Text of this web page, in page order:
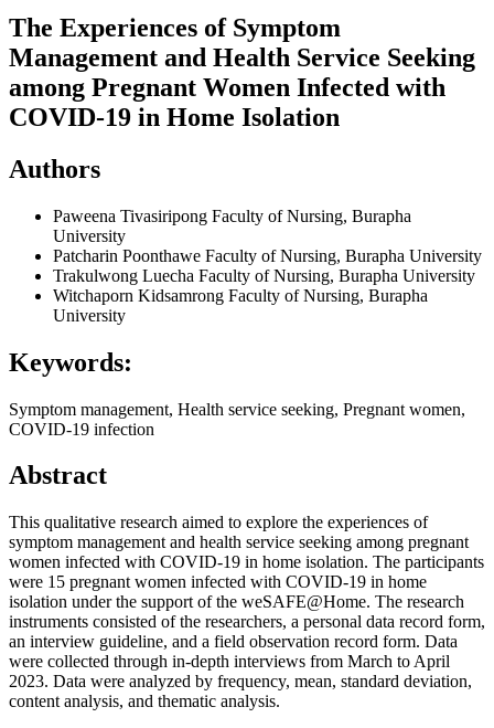
The Experiences of Symptom
Management and Health Service Seeking
among Pregnant Women Infected with
COVID-19 in Home Isolation
Authors
Paweena Tivasiripong Faculty of Nursing, Burapha
University
Patcharin Poonthawe Faculty of Nursing, Burapha University
Trakulwong Luecha Faculty of Nursing, Burapha University
Witchaporn Kidsamrong Faculty of Nursing, Burapha
University
Keywords:
Symptom management, Health service seeking, Pregnant women,
COVID-19 infection
Abstract
This qualitative research aimed to explore the experiences of
symptom management and health service seeking among pregnant
women infected with COVID-19 in home isolation. The participants
were 15 pregnant women infected with COVID-19 in home
isolation under the support of the weSAFE@Home. The research
instruments consisted of the researchers, a personal data record form,
an interview guideline, and a field observation record form. Data
were collected through in-depth interviews from March to April
2023. Data were analyzed by frequency, mean, standard deviation,
content analysis, and thematic analysis.